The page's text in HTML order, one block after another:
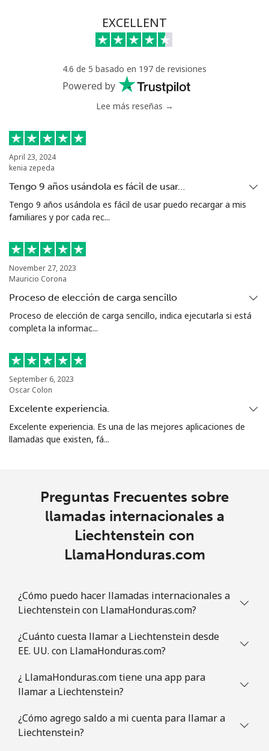
169 min por ⁦$10⁩
Luxembourg
Celular ⁦35.9¢⁩
EXCELLENT
4.6 de 5 basado en 197 de revisiones
Powered by
Lee más reseñas →
April 23, 2024
kenia zepeda
Tengo 9 años usándola es fácil de usar…
Tengo 9 años usándola es fácil de usar puedo recargar a mis
familiares y por cada rec...
November 27, 2023
Mauricio Corona
Proceso de elección de carga sencillo
Proceso de elección de carga sencillo, indica ejecutarla si está
completa la informac...
September 6, 2023
Oscar Colon
Excelente experiencia.
Excelente experiencia. Es una de las mejores aplicaciones de
llamadas que existen, fá...
Preguntas Frecuentes sobre
llamadas internacionales a
Liechtenstein con
LlamaHonduras.com
¿Cómo puedo hacer llamadas internacionales a
Liechtenstein con LlamaHonduras.com?
¿Cuánto cuesta llamar a Liechtenstein desde
EE. UU. con LlamaHonduras.com?
¿ LlamaHonduras.com tiene una app para
llamar a Liechtenstein?
¿Cómo agrego saldo a mi cuenta para llamar a
Liechtenstein?